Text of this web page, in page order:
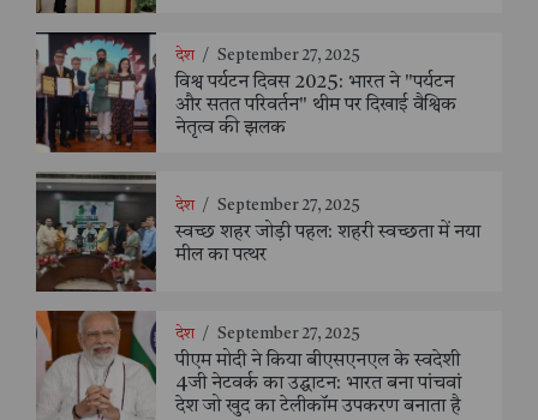
देश / September 27, 2025
विश्व पर्यटन दिवस 2025: भारत ने "पर्यटन
और सतत परिवर्तन" थीम पर दिखाई वैश्विक
नेतृत्व की झलक
देश / September 27, 2025
स्वच्छ शहर जोड़ी पहल: शहरी स्वच्छता में नया
मील का पत्थर
देश / September 27, 2025
पीएम मोदी ने किया बीएसएनएल के स्वदेशी
4जी नेटवर्क का उद्घाटन: भारत बना पांचवां
देश जो खुद का टेलीकॉम उपकरण बनाता है